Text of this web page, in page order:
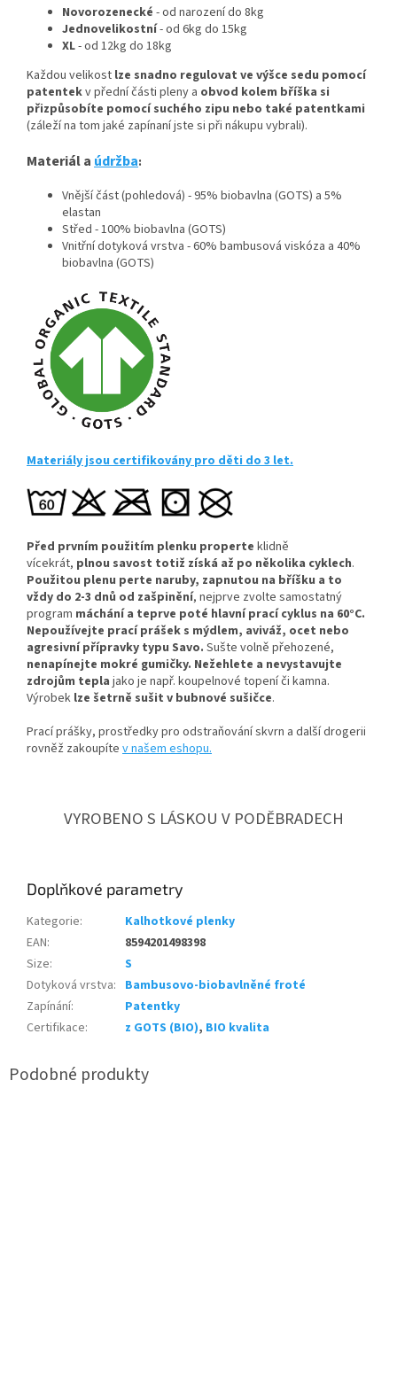
Novorozenecké - od narození do 8kg
Jednovelikostní- od 6kg do 15kg
XL- od 12kg do 18kg
Každou velikost lze snadno regulovat ve výšce sedu pomocí
patentekv přední části pleny a obvod kolem bříška si
přizpůsobíte pomocí suchého zipu nebo také patentkami
(záleží na tom jaké zapínaní jste si při nákupu vybrali).
Materiál aúdržba:
Vnější část (pohledová) - 95% biobavlna (GOTS) a 5%
elastan
Střed - 100% biobavlna (GOTS)
Vnitřní dotyková vrstva - 60% bambusová viskóza a 40%
biobavlna (GOTS)
Materiály jsou certifikovány pro děti do 3 let.
Před prvním použitím plenku properte klidně
vícekrát, plnou savost totiž získá až po několika cyklech.
Použitou plenu perte naruby, zapnutou na bříšku a to
vždy do 2-3 dnů od zašpinění, nejprve zvolte samostatný
program máchání a teprve poté hlavní prací cyklus na 60°C.
Nepoužívejte prací prášek s mýdlem, aviváž, ocet nebo
agresivní přípravky typu Savo. Sušte volně přehozené,
nenapínejte mokré gumičky. Nežehlete a nevystavujte
zdrojům tepla jako je např. koupelnové topení či kamna.
Výrobek lze šetrně sušit v bubnové sušičce.
Prací prášky, prostředky pro odstraňování skvrn a další drogerii
rovněž zakoupíte v našem eshopu.
VYROBENO S LÁSKOU V PODĚBRADECH
Doplňkové parametry
Kategorie:
Kalhotkové plenky
EAN:
8594201498398
Size:
S
Dotyková vrstva: Bambusovo-biobavlněné froté
Zapínání:
Patentky
Certifikace: z GOTS (BIO), BIO kvalita